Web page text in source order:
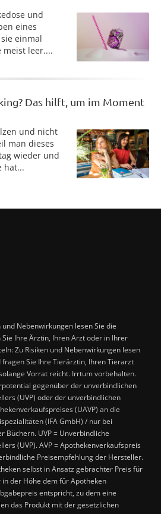
und
eines
einmal
leer....
Das hilft, um im Moment
und nicht
man dieses
wieder und
hat...
Nebenwirkungen lesen Sie die
Ihre Ärztin, Ihren Arzt oder in Ihrer
Zu Risiken und Nebenwirkungen lesen
fragen Sie Ihre Tierärztin, Ihren Tierarzt
Vorrat reicht. Irrtum vorbehalten.
gegenüber der unverbindlichen
(UVP) oder der unverbindlichen
(UAVP) an die
(IFA GmbH) / nur bei
Büchern. UVP = Unverbindliche
(UVP). AVP = Apothekenverkaufspreis
Preisempfehlung der Hersteller.
selbst in Ansatz gebrachter Preis für
der Höhe dem für Apotheken
entspricht, zu dem eine
das Produkt mit der gesetzlichen